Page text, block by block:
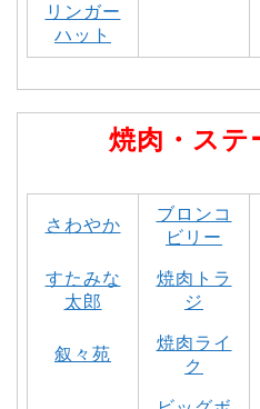
リンガー
ハット
焼肉・ステ
さわやか
ブロンコ
ビリー
すたみな
太郎
焼肉トラ
ジ
叙々苑
焼肉ライ
ク